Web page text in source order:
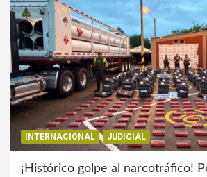
INTERNACIONAL JUDICIAL
¡Histórico golpe al narcotráfico!